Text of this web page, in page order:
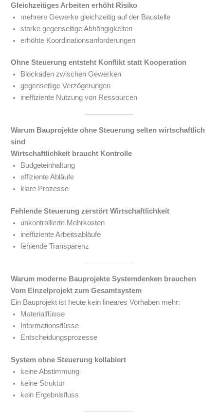
Gleichzeitiges Arbeiten erhöht Risiko
mehrere Gewerke gleichzeitig auf der Baustelle
starke gegenseitige Abhängigkeiten
erhöhte Koordinationsanforderungen
Ohne Steuerung entsteht Konflikt statt Kooperation
Blockaden zwischen Gewerken
gegenseitige Verzögerungen
ineffiziente Nutzung von Ressourcen
Warum Bauprojekte ohne Steuerung selten wirtschaftlich
sind
Wirtschaftlichkeit braucht Kontrolle
Budgeteinhaltung
effiziente Abläufe
klare Prozesse
Fehlende Steuerung zerstört Wirtschaftlichkeit
unkontrollierte Mehrkosten
ineffiziente Arbeitsabläufe
fehlende Transparenz
Warum moderne Bauprojekte Systemdenken brauchen
Vom Einzelprojekt zum Gesamtsystem
Ein Bauprojekt ist heute kein lineares Vorhaben mehr:
Materialflüsse
Informationsflüsse
Entscheidungsprozesse
System ohne Steuerung kollabiert
keine Abstimmung
keine Struktur
kein Ergebnisfluss